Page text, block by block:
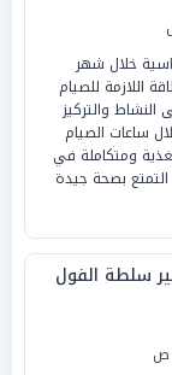
خلال شهر
اللازمة للصيام
والتركيز
ساعات الصيام
ومتكاملة في
التمتع بصحة جيدة
سلطة الفول